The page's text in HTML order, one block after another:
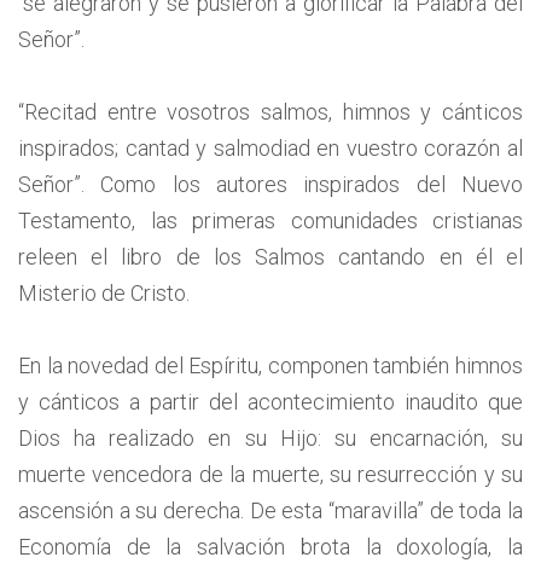
Señor”.
“Recitad entre vosotros salmos, himnos y cánticos
inspirados; cantad y salmodiad en vuestro corazón al
Señor”. Como los autores inspirados del Nuevo
Testamento, las primeras comunidades cristianas
releen el libro de los Salmos cantando en él el
Misterio de Cristo.
En la novedad del Espíritu, componen también himnos
y cánticos a partir del acontecimiento inaudito que
Dios ha realizado en su Hijo: su encarnación, su
muerte vencedora de la muerte, su resurrección y su
ascensión a su derecha. De esta “maravilla” de toda la
Economía de la salvación brota la doxología, la